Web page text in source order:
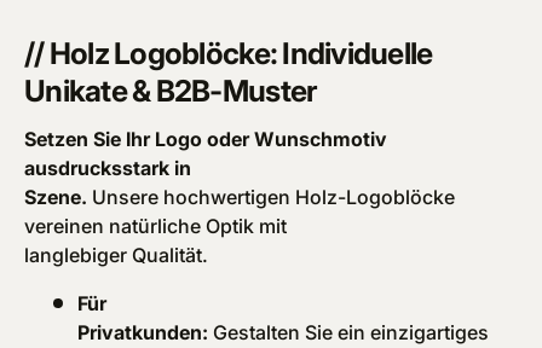
// Holz Logoblöcke: Individuelle
Unikate & B2B-Muster
Setzen Sie Ihr Logo oder Wunschmotiv
ausdrucksstark in
Szene. Unsere hochwertigen Holz-Logoblöcke
vereinen natürliche Optik mit
langlebiger Qualität.
Für
Privatkunden: Gestalten Sie ein einzigartiges